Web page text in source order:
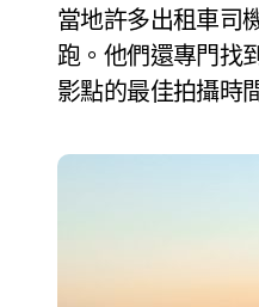
當地許多出租車司
跑。他們還專門找
影點的最佳拍攝時